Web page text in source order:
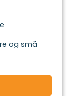
og små